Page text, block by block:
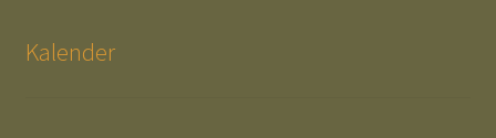
Kalender